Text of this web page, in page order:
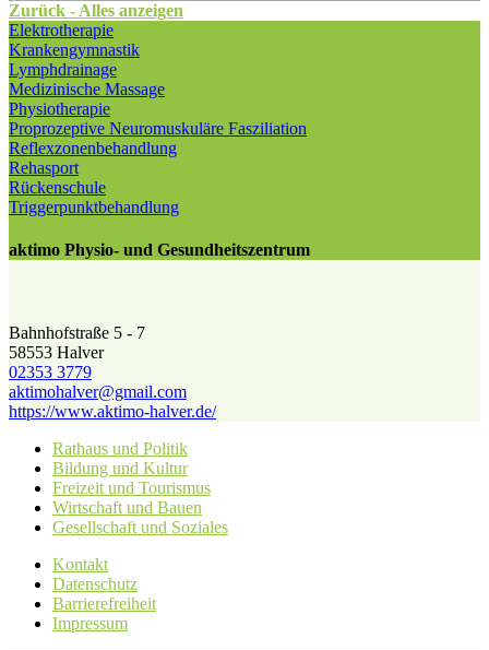
Zurück - Alles anzeigen
Elektrotherapie
Krankengymnastik
Lymphdrainage
Medizinische Massage
Physiotherapie
Proprozeptive Neuromuskuläre Fasziliation
Reflexzonenbehandlung
Rehasport
Rückenschule
Triggerpunktbehandlung
aktimo Physio- und Gesundheitszentrum
Bahnhofstraße 5 - 7
58553 Halver
02353 3779
aktimohalver@​gmail.com
https://www.aktimo-halver.de/
Rathaus und Politik
Bildung und Kultur
Freizeit und Tourismus
Wirtschaft und Bauen
Gesellschaft und Soziales
Kontakt
Datenschutz
Barrierefreiheit
Impressum